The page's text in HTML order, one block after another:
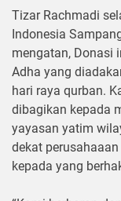
Tizar Rachmadi
Indonesia
mengatan, Donasi
Adha yang
hari raya qurban.
dibagikan kepada
yayasan yatim
dekat
kepada yang